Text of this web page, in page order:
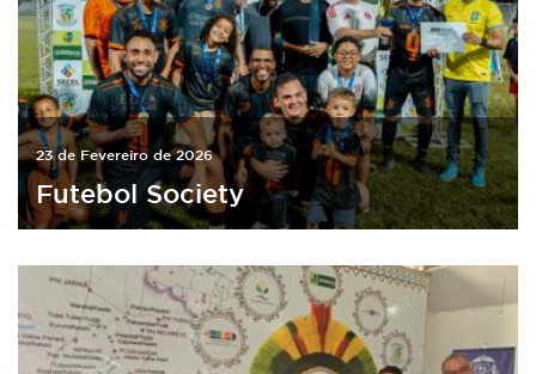
23 de Fevereiro de 2026
Futebol Society